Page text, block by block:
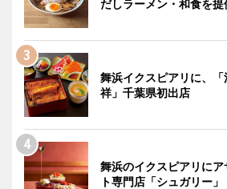
だしラーメン・和食を提
舞浜イクスピアリに、
祥」千葉県初出店
舞浜のイクスピアリに
ト専門店「シュガリー」